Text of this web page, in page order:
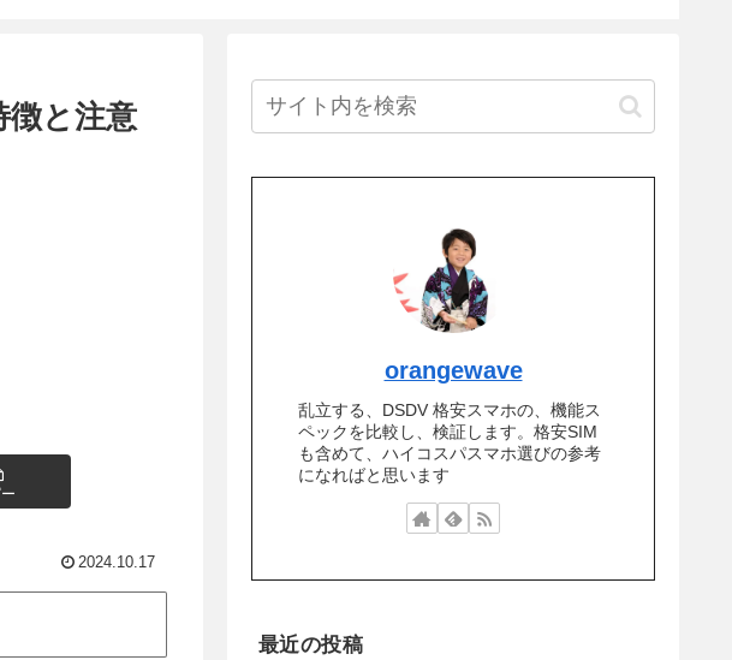
徴と注意
2024.10.17
orangewave
乱立する、DSDV 格安スマホの、機能ス
ペックを比較し、検証します。格安SIM
も含めて、ハイコスパスマホ選びの参考
になればと思います
最近の投稿